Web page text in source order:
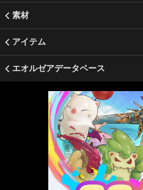
素材
アイテム
エオルゼアデータベース